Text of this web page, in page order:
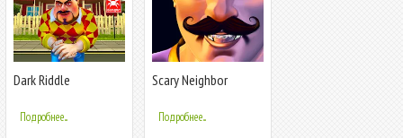
Dark Riddle
Подробнее...
Scary Neighbor
Подробнее...